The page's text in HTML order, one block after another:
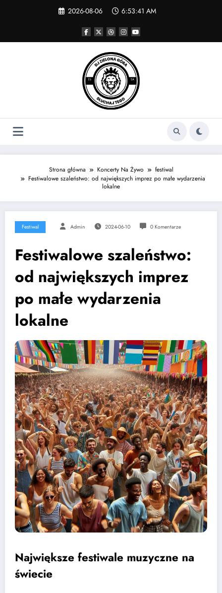
2026-08-06 6:53:41 AM
Strona główna Koncerty Na Żywo
festiwal
Festiwalowe szaleństwo: od największych imprez po małe wydarzenia
lokalne
Festiwal Admin 2024-06-10 0 Komentarze
Festiwalowe szaleństwo:
od największych imprez
po małe wydarzenia
lokalne
Największe festiwale muzyczne na
świecie